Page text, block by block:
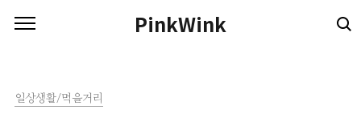
PinkWink
일상생활/먹을거리